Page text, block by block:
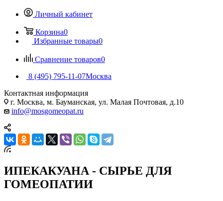
Личный кабинет
Корзина0
Избранные товары0
Сравнение товаров0
8 (495) 795-11-07Москва
Контактная информация
г. Москва, м. Бауманская, ул. Малая Почтовая, д.10
info@mosgomeopat.ru
ИПЕКАКУАНА - СЫРЬЕ ДЛЯ
ГОМЕОПАТИИ